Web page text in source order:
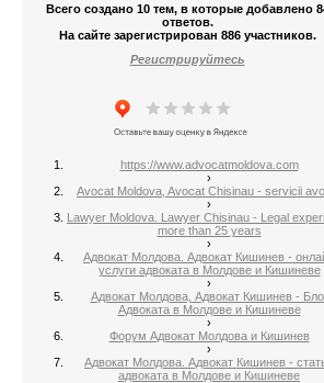
Всего создано 10 тем, в которые добавлено
ответов.
На сайте зарегистрирован 886 участников.
Регистрируйтесь
https://www.advocatmoldova.com
›
Avocat Moldova, Avocat Chisinau - servicii
›
Lawyer Moldova. Lawyer Chisinau - Legal
more than 25 years
›
Адвокат Молдова. Адвокат Кишинев -
услуги адвоката в Молдове и Кишиневе
›
Адвокат Молдова, Адвокат Кишинев -
Адвоката в Молдове и Кишиневе
›
Форум Адвокат Молдова и Кишинев
›
Адвокат Молдова. Адвокат Кишинев -
адвоката в Молдове и Кишиневе